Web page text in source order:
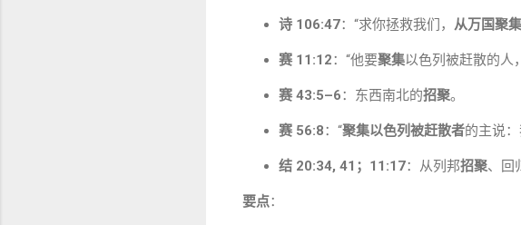
诗 106:47：“求你拯救我们， 从万国聚集
赛 11:12：“他要聚集以色列被赶散的人，
赛 43:5–6：东西南北的招聚。
赛 56:8：“聚集以色列被赶散者的主说
结 20:34, 41；11:17：从列邦招聚、回
要点：